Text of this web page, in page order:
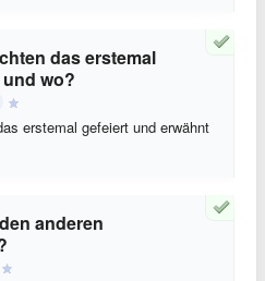
das erstemal
wo?
erstemal gefeiert und erwähnt
anderen